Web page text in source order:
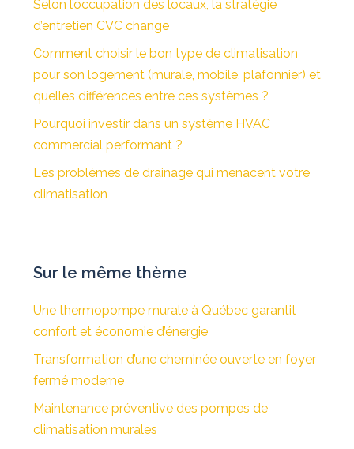
Selon l’occupation des locaux, la stratégie
d’entretien CVC change
Comment choisir le bon type de climatisation
pour son logement (murale, mobile, plafonnier) et
quelles différences entre ces systèmes ?
Pourquoi investir dans un système HVAC
commercial performant ?
Les problèmes de drainage qui menacent votre
climatisation
Sur le même thème
Une thermopompe murale à Québec garantit
confort et économie d’énergie
Transformation d’une cheminée ouverte en foyer
fermé moderne
Maintenance préventive des pompes de
climatisation murales